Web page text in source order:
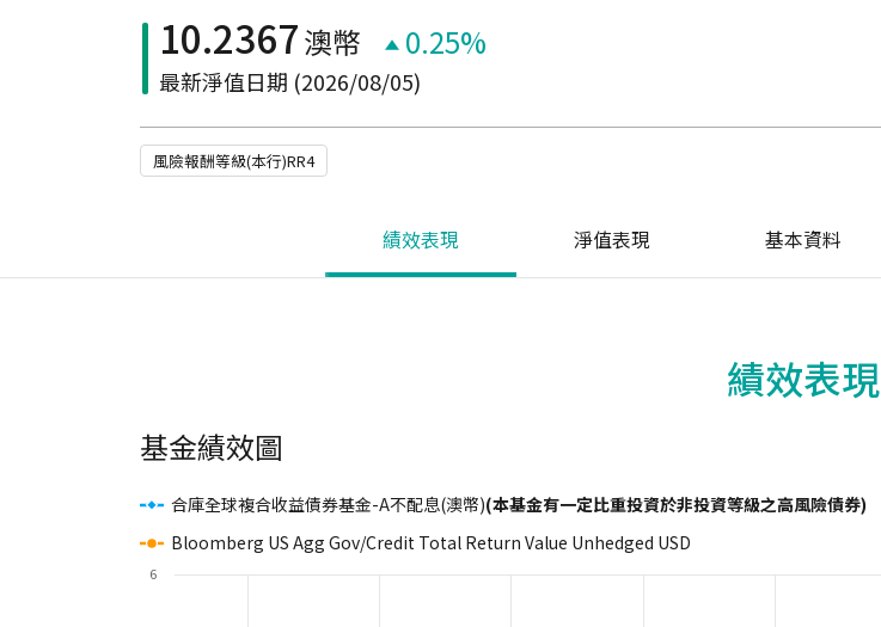
10.2367澳幣 0.25%
最新淨值日期 (2026/08/05)
風險報酬等級(本行)RR4
績效表現 淨值表現 基本資料
績效表現
基金績效圖
合庫全球複合收益債券基金-A不配息(澳幣)(本基金有一定比重投資於非投資等級之高風險債券)
Bloomberg US Agg Gov/Credit Total Return Value Unhedged USD
6